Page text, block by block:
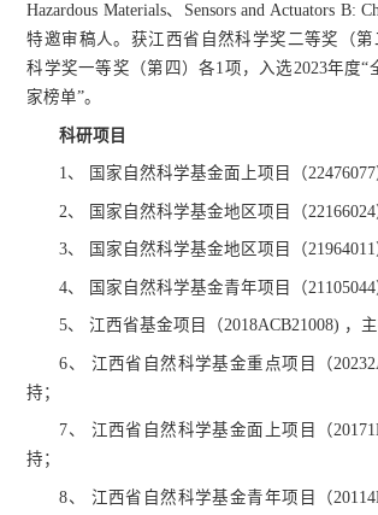
Hazardous Materials、Sensors and Actuators B:
特邀审稿人。获江西省自然科学奖二等奖（
科学奖一等奖（第四）各1项，入选2023年度“
家榜单”。
科研项目
1、 国家自然科学基金面上项目（22476077
2、 国家自然科学基金地区项目（22166024
3、 国家自然科学基金地区项目（21964011
4、 国家自然科学基金青年项目（21105044
5、 江西省基金项目（2018ACB21008) ，主
6、 江西省自然科学基金重点项目（
持；
7、 江西省自然科学基金面上项目（
持；
8、 江西省自然科学基金青年项目（